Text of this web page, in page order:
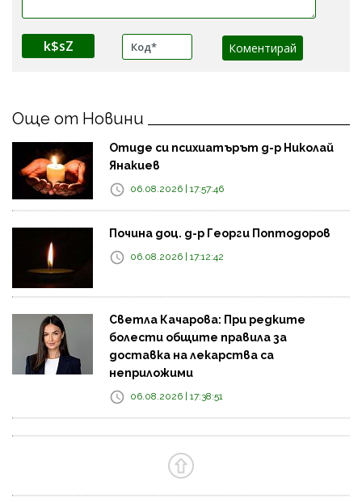
k$sZ
Още от Новини
Отиде си психиатърът д-р Николай
Янакиев
06.08.2026 | 17:57:46
Почина доц. д-р Георги Поптодоров
06.08.2026 | 17:12:42
Светла Качарова: При редките
болести общите правила за
доставка на лекарства са
неприложими
06.08.2026 | 17:38:51